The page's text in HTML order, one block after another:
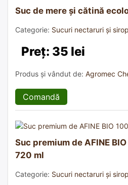
Suc de mere și cătină
Categorie: Sucuri nectaruri și
Preț: 35 lei
Produs și vândut de: Agromec
Comandă
Suc premium de AFINE
720 ml
Categorie: Sucuri nectaruri și